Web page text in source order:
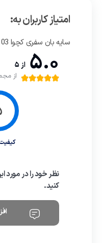
امتیاز کاربران به:
سایه بان سفری کچوا SB103
5.0 از 5
از مجموع 2
نظر خود را در
کنید.